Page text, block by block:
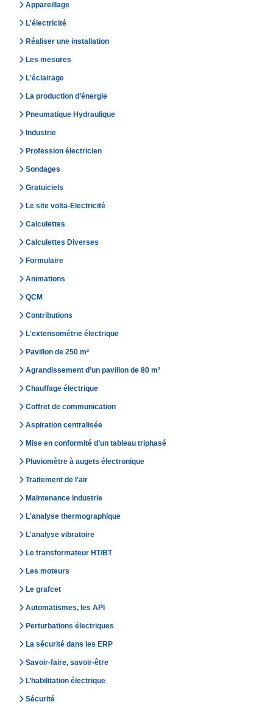
Appareillage
L'électricité
Réaliser une installation
Les mesures
L'éclairage
La production d’énergie
Pneumatique Hydraulique
Industrie
Profession électricien
Sondages
Gratuiciels
Le site volta-Electricité
Calculettes
Calculettes Diverses
Formulaire
Animations
QCM
Contributions
L'extensométrie électrique
Pavillon de 250 m²
Agrandissement d’un pavillon de 80 m²
Chauffage électrique
Coffret de communication
Aspiration centralisée
Mise en conformité d’un tableau triphasé
Pluviomètre à augets électronique
Traitement de l'air
Maintenance industrie
L'analyse thermographique
L'analyse vibratoire
Le transformateur HT/BT
Les moteurs
Le grafcet
Automatismes, les API
Perturbations électriques
La sécurité dans les ERP
Savoir-faire, savoir-être
L’habilitation électrique
Sécurité